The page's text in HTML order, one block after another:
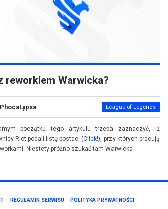
reworkiem Warwicka?
League of Legends
początku tego artykułu trzeba zaznaczyć, iż
Riot podali listę postaci (Click!), przy których pracują
Niestety próżno szukać tam Warwicka
REGULAMIN SERWISU POLITYKA PRYWATNOŚCI